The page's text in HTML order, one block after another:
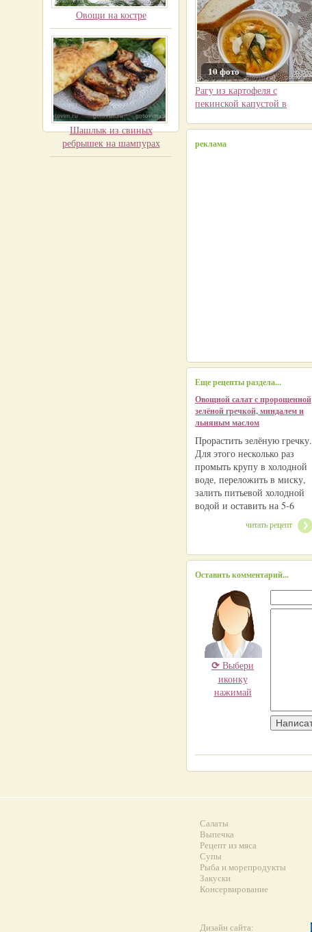
Овощи на костре
Шашлык из свиных
ребрышек на шампурах
10 фото
Рагу из картофеля с
пекинской капустой в
реклама
Еще рецепты раздела...
Овощной салат с пророщенной
зелёной гречкой, миндалем и
льняным маслом
Прорастить зелёную гречку.
Для этого несколько раз
промыть крупу в холодной
воде, переложить в миску,
залить питьевой холодной
водой и оставить на 5-6
читать рецепт
Оставить комментарий...
⟳ Выбери
иконку
нажимай
Салаты
Выпечка
Рецепт из мяса
Супы
Рыба и морепродукты
Закуски
Консервирование
Дизайн сайта: